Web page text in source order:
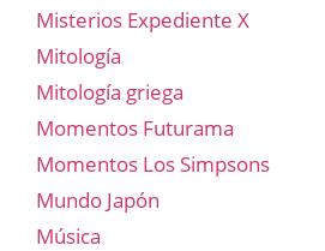
Misterios Expediente X
Mitología
Mitología griega
Momentos Futurama
Momentos Los Simpsons
Mundo Japón
Música